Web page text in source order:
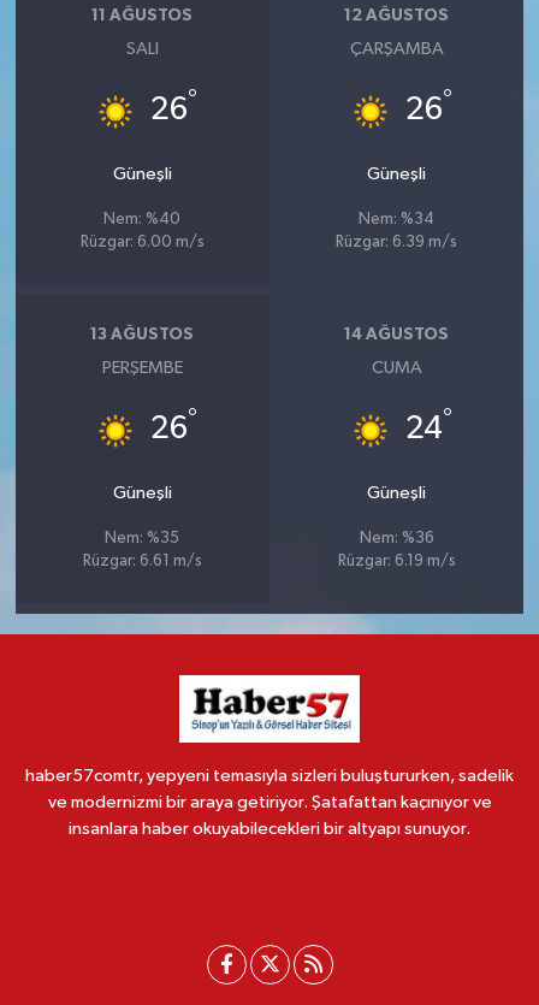
11 AĞUSTOS
SALI
26°
Güneşli
Nem: %40
Rüzgar: 6.00 m/s
12 AĞUSTOS
ÇARŞAMBA
26°
Güneşli
Nem: %34
Rüzgar: 6.39 m/s
13 AĞUSTOS
PERŞEMBE
26°
Güneşli
Nem: %35
Rüzgar: 6.61 m/s
14 AĞUSTOS
CUMA
24°
Güneşli
Nem: %36
Rüzgar: 6.19 m/s
haber57comtr, yepyeni temasıyla sizleri buluştururken, sadelik
ve modernizmi bir araya getiriyor. Şatafattan kaçınıyor ve
insanlara haber okuyabilecekleri bir altyapı sunuyor.